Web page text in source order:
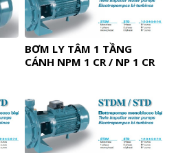
BƠM LY TÂM 1 TẦNG
CÁNH NPM 1 CR / NP 1 CR